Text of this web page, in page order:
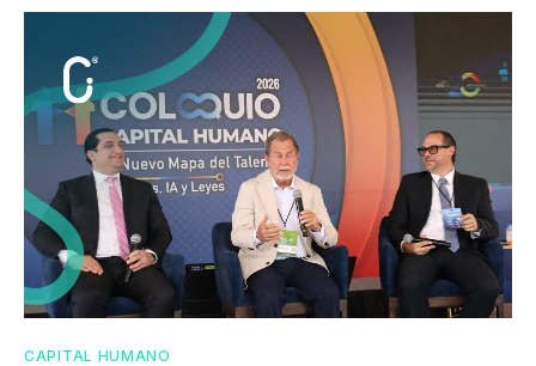
CAPITAL HUMANO